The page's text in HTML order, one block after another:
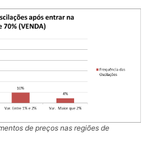
de preços nas regiões de